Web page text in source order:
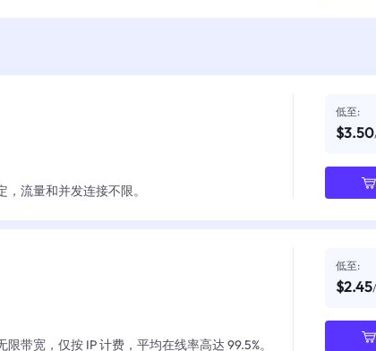
流量和并发连接不限。
低至:
$3.50
带宽，仅按 IP 计费，平均在线率高达 99.5%。
低至:
$2.45